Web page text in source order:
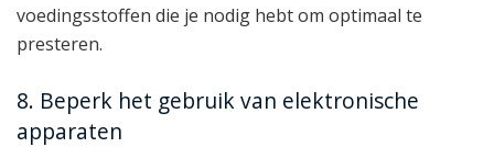
voedingsstoffen die je nodig hebt om optimaal te
presteren.
8. Beperk het gebruik van elektronische
apparaten